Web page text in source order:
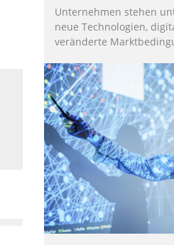
Unternehmen stehen
neue Technologien,
veränderte